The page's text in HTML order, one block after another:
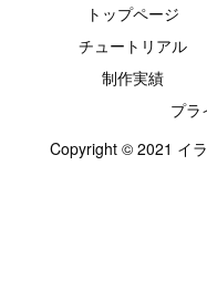
トップページ
チュートリアル
制作実績
プラ
Copyright © 2021 イ